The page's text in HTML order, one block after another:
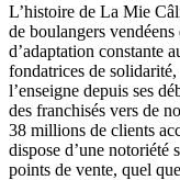
L’histoire de La Mie
de boulangers
d’adaptation constante
fondatrices de
l’enseigne depuis ses
des franchisés vers de
38 millions de clients
dispose d’une
points de vente, quel